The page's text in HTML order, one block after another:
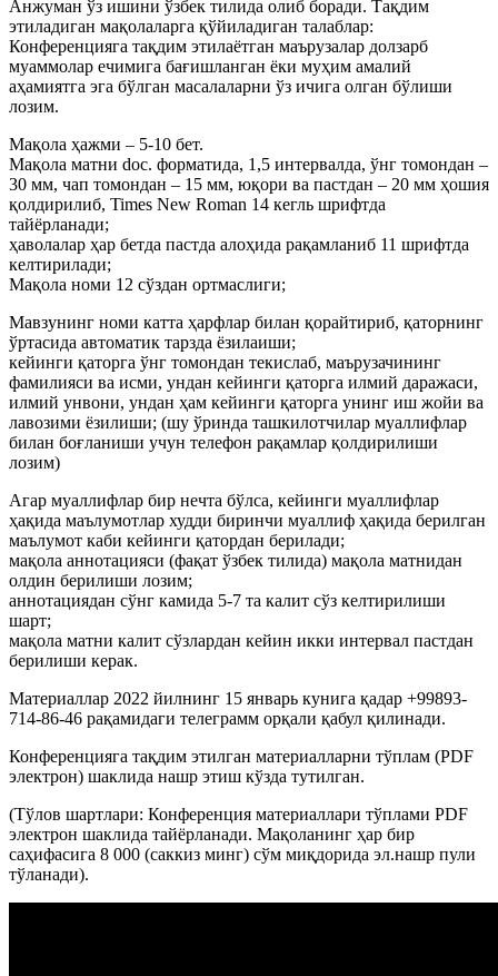
Анжуман ўз ишини ўзбек тилида олиб боради. Тақдим
этиладиган мақолаларга қўйиладиган талаблар:
Конференцияга тақдим этилаётган маърузалар долзарб
муаммолар ечимига бағишланган ёки муҳим амалий
аҳамиятга эга бўлган масалаларни ўз ичига олган бўлиши
лозим.
Мақола ҳажми – 5-10 бет.
Мақола матни doc. форматида, 1,5 интервалда, ўнг томондан –
30 мм, чап томондан – 15 мм, юқори ва пастдан – 20 мм ҳошия
қолдирилиб, Times New Roman 14 кегль шрифтда
тайёрланади;
ҳаволалар ҳар бетда пастда алоҳида рақамланиб 11 шрифтда
келтирилади;
Мақола номи 12 сўздан ортмаслиги;
Мавзунинг номи катта ҳарфлар билан қорайтириб, қаторнинг
ўртасида автоматик тарзда ёзилаиши;
кейинги қаторга ўнг томондан текислаб, маърузачининг
фамилияси ва исми, ундан кейинги қаторга илмий даражаси,
илмий унвони, ундан ҳам кейинги қаторга унинг иш жойи ва
лавозими ёзилиши; (шу ўринда ташкилотчилар муаллифлар
билан боғланиши учун телефон рақамлар қолдирилиши
лозим)
Агар муаллифлар бир нечта бўлса, кейинги муаллифлар
ҳақида маълумотлар худди биринчи муаллиф ҳақида берилган
маълумот каби кейинги қатордан берилади;
мақола аннотацияси (фақат ўзбек тилида) мақола матнидан
олдин берилиши лозим;
аннотациядан сўнг камида 5-7 та калит сўз келтирилиши
шарт;
мақола матни калит сўзлардан кейин икки интервал пастдан
берилиши керак.
Материаллар 2022 йилнинг 15 январь кунига қадар +99893-
714-86-46 рақамидаги телеграмм орқали қабул қилинади.
Конференцияга тақдим этилган материалларни тўплам (PDF
электрон) шаклида нашр этиш кўзда тутилган.
(Тўлов шартлари: Конференция материаллари тўплами PDF
электрон шаклида тайёрланади. Мақоланинг ҳар бир
саҳифасига 8 000 (саккиз минг) сўм миқдорида эл.нашр пули
тўланади).